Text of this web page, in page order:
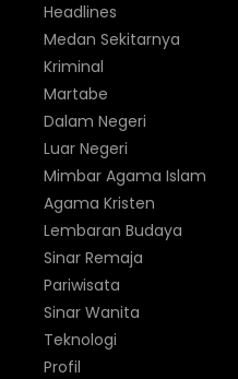
Headlines
Medan Sekitarnya
Kriminal
Martabe
Dalam Negeri
Luar Negeri
Mimbar Agama Islam
Agama Kristen
Lembaran Budaya
Sinar Remaja
Pariwisata
Sinar Wanita
Teknologi
Profil